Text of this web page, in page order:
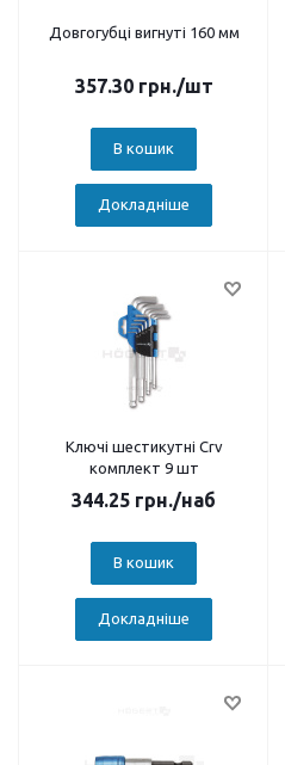
Довгогубці вигнуті 160 мм
357.30грн./шт
В кошик
Докладніше
Ключі шестикутні Crv
комплект 9 шт
344.25 грн./наб
В кошик
Докладніше